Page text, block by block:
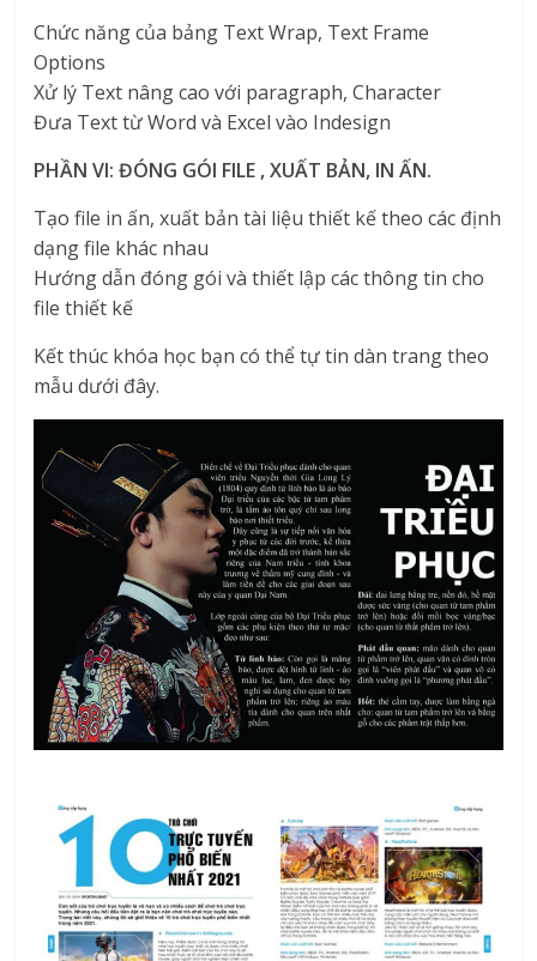
Chức năng của bảng Text Wrap, Text Frame
Options
Xử lý Text nâng cao với paragraph, Character
Đưa Text từ Word và Excel vào Indesign
PHẦN VI: ĐÓNG GÓI FILE , XUẤT BẢN, IN ẤN.
Tạo file in ấn, xuất bản tài liệu thiết kế theo các định
dạng file khác nhau
Hướng dẫn đóng gói và thiết lập các thông tin cho
file thiết kế
Kết thúc khóa học bạn có thể tự tin dàn trang theo
mẫu dưới đây.